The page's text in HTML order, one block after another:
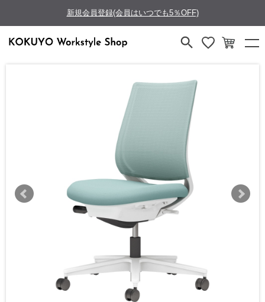
新規会員登録(会員はいつでも5％OFF)